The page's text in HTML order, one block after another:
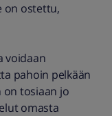
on ostettu,
voidaan
pahoin pelkään
on tosiaan jo
omasta